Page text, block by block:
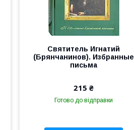
Святитель Игнатий
(Брянчанинов). Избранные
письма
215 ₴
Готово до відправки